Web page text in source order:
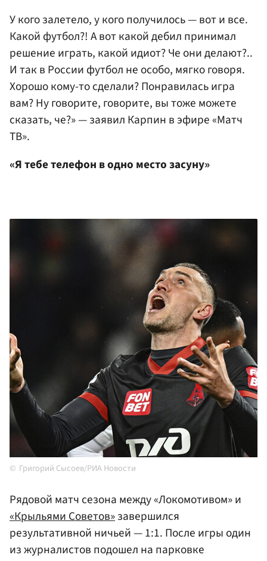
У кого залетело, у кого получилось — вот и все.
Какой футбол?! А вот какой дебил принимал
решение играть, какой идиот? Че они делают?..
И так в России футбол не особо, мягко говоря.
Хорошо кому-то сделали? Понравилась игра
вам? Ну говорите, говорите, вы тоже можете
сказать, че?» — заявил Карпин в эфире «Матч
ТВ».
«Я тебе телефон в одно место засуну»
Григорий Сысоев/РИА Новости
Рядовой матч сезона между «Локомотивом» и
«Крыльями Советов»завершился
результативной ничьей — 1:1. После игры один
из журналистов подошел на парковке